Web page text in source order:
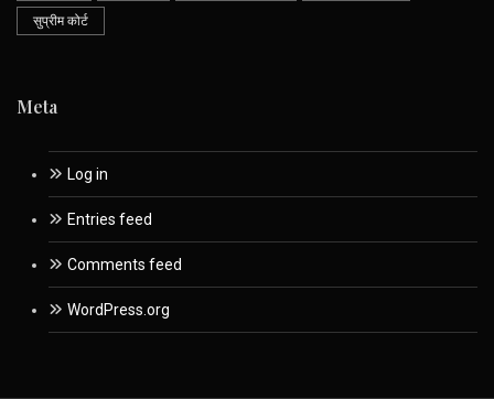
सुप्रीम कोर्ट
Meta
Log in
Entries feed
Comments feed
WordPress.org